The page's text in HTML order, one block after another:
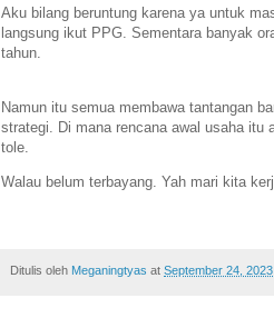
Aku bilang beruntung karena ya untuk
langsung ikut PPG. Sementara banyak
tahun.
Namun itu semua membawa tantangan
strategi. Di mana rencana awal usaha
tole.
Walau belum terbayang. Yah mari kita
Ditulis oleh Meganingtyas at September 24, 2023